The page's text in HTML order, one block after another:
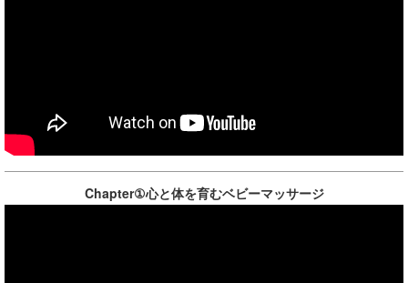
Chapter①心と体を育むベビーマッサージ